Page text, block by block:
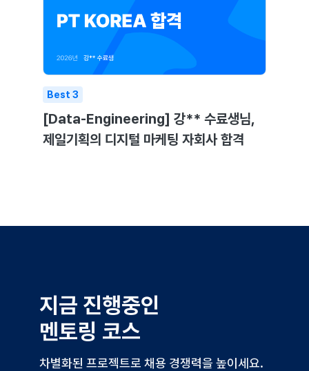
Best 3
[Data-Engineering] 강** 수료생님,
제일기획의 디지털 마케팅 자회사 합격
지금 진행중인
멘토링 코스
차별화된 프로젝트로 채용 경쟁력을 높이세요.